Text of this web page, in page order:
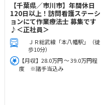
【千葉県／市川市】年間休日
120日以上！訪問看護ステーシ
ョンにて作業療法士 募集です
♪＜正社員＞
ＪＲ総武線「本八幡駅」（徒
歩10分）
【月収】28.0万円 ～ 39.0万円程
度 ※諸手当込み